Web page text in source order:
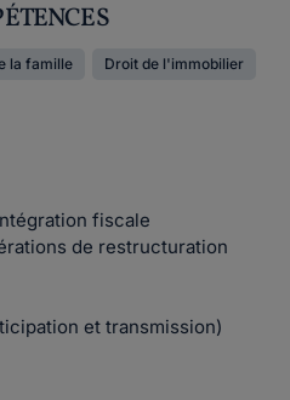
la famille Droit de l'immobilier
fiscale
de restructuration
et transmission)